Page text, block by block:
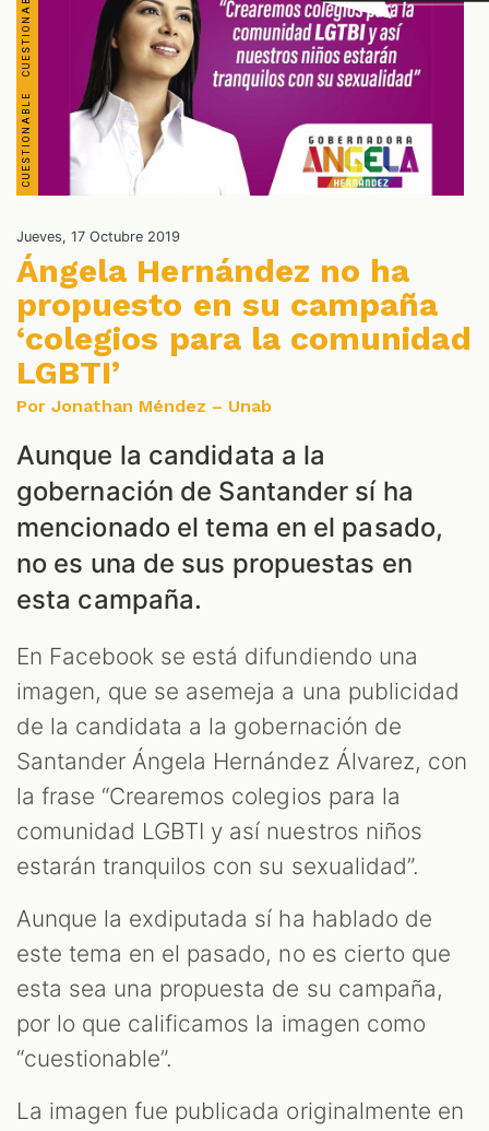
Jueves, 17 Octubre 2019
Ángela Hernández no ha
propuesto en su campaña
‘colegios para la comunidad
LGBTI’
Por Jonathan Méndez – Unab
Aunque la candidata a la
gobernación de Santander sí ha
mencionado el tema en el pasado,
no es una de sus propuestas en
esta campaña.
En Facebook se está difundiendo una
imagen, que se asemeja a una publicidad
de la candidata a la gobernación de
Santander Ángela Hernández Álvarez, con
la frase “Crearemos colegios para la
comunidad LGBTI y así nuestros niños
estarán tranquilos con su sexualidad”.
Aunque la exdiputada sí ha hablado de
este tema en el pasado, no es cierto que
esta sea una propuesta de su campaña,
por lo que calificamos la imagen como
“cuestionable”.
La imagen fue publicada originalmente en